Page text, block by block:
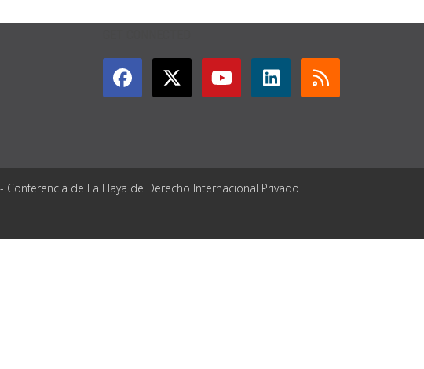
de La Haya de Derecho Internacional Privado